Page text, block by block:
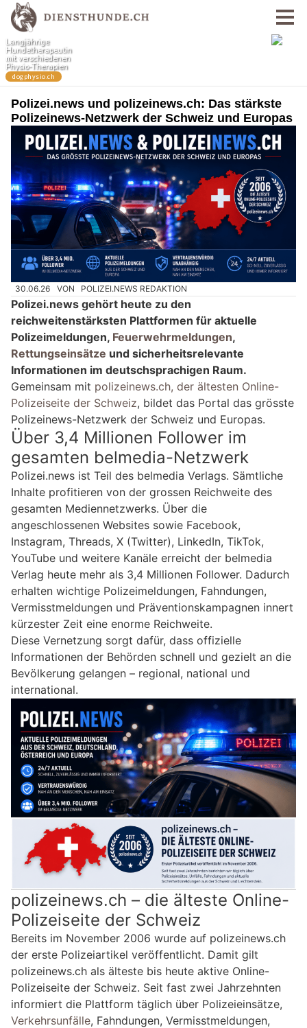
Polizei.news und polizeinews.ch: Das stärkste
Polizeinews-Netzwerk der Schweiz und Europas
30.06.26 VON POLIZEI.NEWS REDAKTION
Polizei.news gehört heute zu den
reichweitenstärksten Plattformen für aktuelle
Polizeimeldungen, Feuerwehrmeldungen,
Rettungseinsätze und sicherheitsrelevante
Informationen im deutschsprachigen Raum.
Gemeinsam mit polizeinews.ch, der ältesten Online-
Polizeiseite der Schweiz, bildet das Portal das grösste
Polizeinews-Netzwerk der Schweiz und Europas.
Über 3,4 Millionen Follower im
gesamten belmedia-Netzwerk
Polizei.news ist Teil des belmedia Verlags. Sämtliche
Inhalte profitieren von der grossen Reichweite des
gesamten Mediennetzwerks. Über die
angeschlossenen Websites sowie Facebook,
Instagram, Threads, X (Twitter), LinkedIn, TikTok,
YouTube und weitere Kanäle erreicht der belmedia
Verlag heute mehr als 3,4 Millionen Follower. Dadurch
erhalten wichtige Polizeimeldungen, Fahndungen,
Vermisstmeldungen und Präventionskampagnen innert
kürzester Zeit eine enorme Reichweite.
Diese Vernetzung sorgt dafür, dass offizielle
Informationen der Behörden schnell und gezielt an die
Bevölkerung gelangen – regional, national und
international.
polizeinews.ch – die älteste Online-
Polizeiseite der Schweiz
Bereits im November 2006 wurde auf polizeinews.ch
der erste Polizeiartikel veröffentlicht. Damit gilt
polizeinews.ch als älteste bis heute aktive Online-
Polizeiseite der Schweiz. Seit fast zwei Jahrzehnten
informiert die Plattform täglich über Polizeieinsätze,
Verkehrsunfälle, Fahndungen, Vermisstmeldungen,